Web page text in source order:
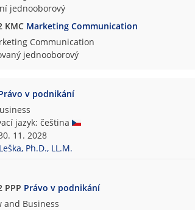
jednooborový
KMC Marketing Communication
Communication
jednooborový
v podnikání
jazyk: čeština
11. 2028
Ph.D., LL.M.
PPP Právo v podnikání
and Business